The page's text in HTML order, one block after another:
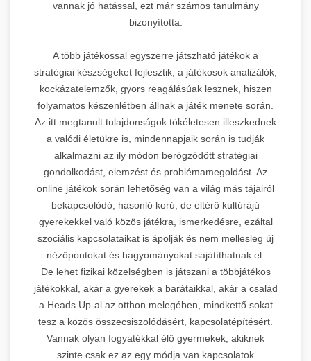
vannak jó hatással, ezt már számos tanulmány
bizonyította.
A több játékossal egyszerre játszható játékok a
stratégiai készségeket fejlesztik, a játékosok analizálók,
kockázatelemzők, gyors reagálásúak lesznek, hiszen
folyamatos készenlétben állnak a játék menete során.
Az itt megtanult tulajdonságok tökéletesen illeszkednek
a valódi életükre is, mindennapjaik során is tudják
alkalmazni az ily módon berögződött stratégiai
gondolkodást, elemzést és problémamegoldást. Az
online játékok során lehetőség van a világ más tájairól
bekapcsolódó, hasonló korú, de eltérő kultúrájú
gyerekekkel való közös játékra, ismerkedésre, ezáltal
szociális kapcsolataikat is ápolják és nem mellesleg új
nézőpontokat és hagyományokat sajátíthatnak el.
De lehet fizikai közelségben is játszani a többjátékos
játékokkal, akár a gyerekek a barátaikkal, akár a család
a Heads Up-al az otthon melegében, mindkettő sokat
tesz a közös összecsiszolódásért, kapcsolatépítésért.
Vannak olyan fogyatékkal élő gyermekek, akiknek
szinte csak ez az egy módja van kapcsolatok